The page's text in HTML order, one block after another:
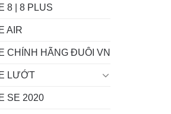
8 | 8 PLUS
AIR
CHÍNH HÃNG ĐUÔI VN
LƯỚT
SE 2020